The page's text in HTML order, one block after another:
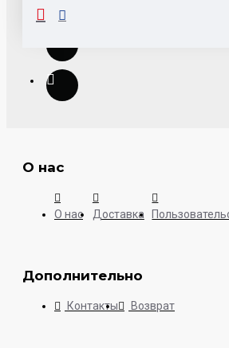
О нас
О нас Доставка
Дополнительно
Контакты Возврат